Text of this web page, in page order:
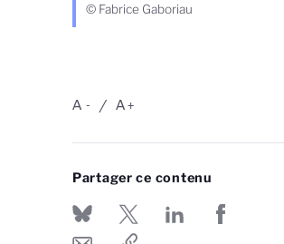
© Fabrice Gaboriau
-
A +
A
Partager ce contenu